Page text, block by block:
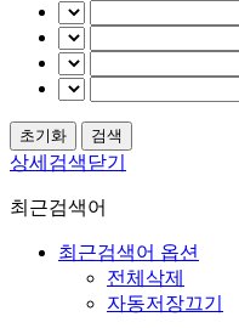
상세검색닫기
최근검색어
최근검색어 옵션
전체삭제
자동저장끄기